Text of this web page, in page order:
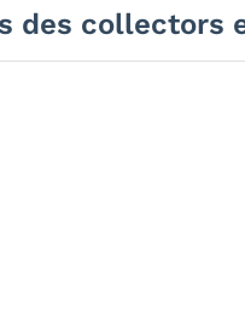
des collectors